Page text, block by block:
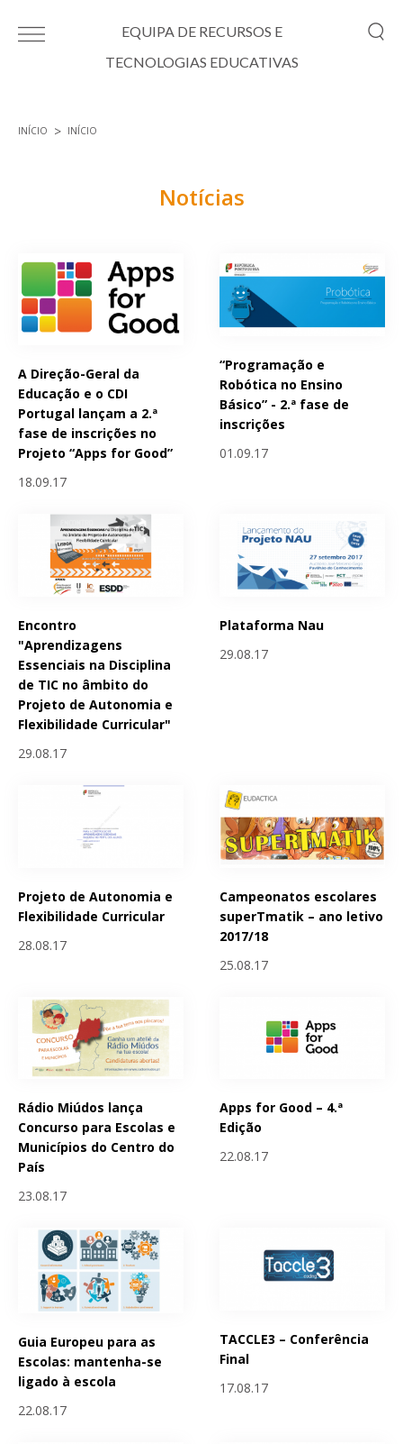
EQUIPA DE RECURSOS E
TECNOLOGIAS EDUCATIVAS
INÍCIO INÍCIO
Notícias
A Direção-Geral da
Educação e o CDI
Portugal lançam a 2.ª
fase de inscrições no
Projeto “Apps for Good”
18.09.17
“Programação e
Robótica no Ensino
Básico” - 2.ª fase de
inscrições
01.09.17
Encontro
"Aprendizagens
Essenciais na Disciplina
de TIC no âmbito do
Projeto de Autonomia e
Flexibilidade Curricular"
29.08.17
Plataforma Nau
29.08.17
Projeto de Autonomia e
Flexibilidade Curricular
28.08.17
Campeonatos escolares
superTmatik – ano letivo
2017/18
25.08.17
Rádio Miúdos lança
Concurso para Escolas e
Municípios do Centro do
País
23.08.17
Apps for Good – 4.ª
Edição
22.08.17
Guia Europeu para as
Escolas: mantenha-se
ligado à escola
22.08.17
TACCLE3 – Conferência
Final
17.08.17
Páginas